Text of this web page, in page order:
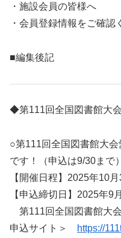
・施設会員の皆様へ
・会員登録情報をご確認
■編集後記
◆第111回全国図書館大
○第111回全国図書館大
です！（申込は9/30まで）
【開催日程】2025年10
【申込締切日】2025年9
第111回全国図書館大
申込サイト＞
https://